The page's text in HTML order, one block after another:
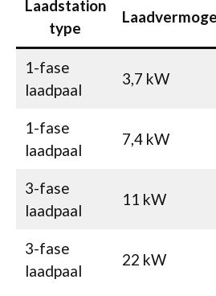
Laadstation
type
1-fase
laadpaal
3,7 kW
1-fase
laadpaal
7,4 kW
3-fase
laadpaal
11 kW
3-fase
laadpaal
22 kW